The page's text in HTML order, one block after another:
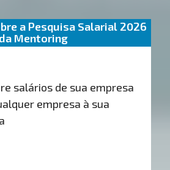
a Pesquisa Salarial 2026
da Mentoring
salários de sua empresa
empresa à sua